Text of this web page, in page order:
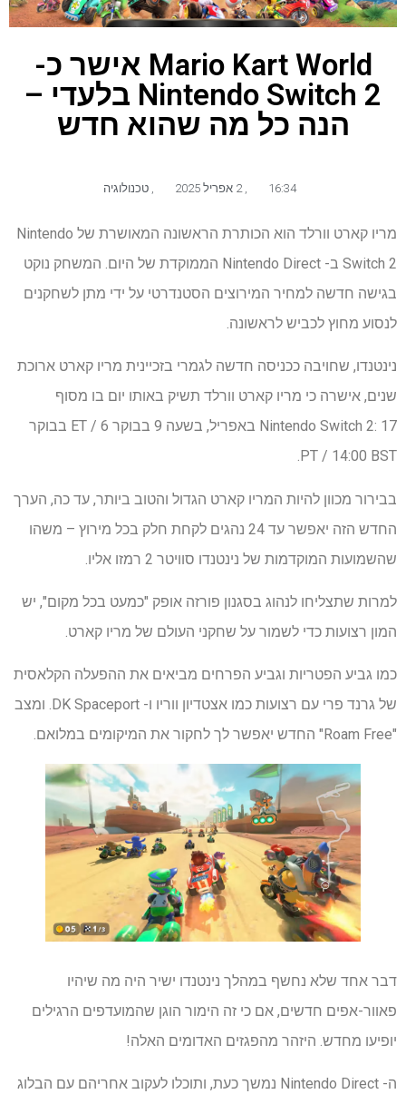
Mario Kart World אישר כ-
Nintendo Switch 2 בלעדי –
הנה כל מה שהוא חדש
16:34 2 אפריל 2025 טכנולוגיה
מריו קארט וורלד הוא הכותרת הראשונה המאושרת של Nintendo
Switch 2 ב- Nintendo Direct הממוקדת של היום. המשחק נוקט
בגישה חדשה למחיר המירוצים הסטנדרטי על ידי מתן לשחקנים
לנסוע מחוץ לכביש לראשונה.
נינטנדו, שחויבה ככניסה חדשה לגמרי בזכיינית מריו קארט ארוכת
שנים, אישרה כי מריו קארט וורלד תשיק באותו יום בו מסוף
Nintendo Switch 2: 17 באפריל, בשעה 9 בבוקר ET / 6 בבוקר
PT / 14:00 BST.
בבירור מכוון להיות המריו קארט הגדול והטוב ביותר, עד כה, הערך
החדש הזה יאפשר עד 24 נהגים לקחת חלק בכל מירוץ – משהו
שהשמועות המוקדמות של נינטנדו סוויטר 2 רמזו אליו.
למרות שתצליחו לנהוג בסגנון פורזה אופק "כמעט בכל מקום", יש
המון רצועות כדי לשמור על שחקני העולם של מריו קארט.
כמו גביע הפטריות וגביע הפרחים מביאים את ההפעלה הקלאסית
של גרנד פרי עם רצועות כמו אצטדיון ווריו ו- DK Spaceport. ומצב
"Roam Free" החדש יאפשר לך לחקור את המיקומים במלואם.
דבר אחד שלא נחשף במהלך נינטנדו ישיר היה מה שיהיו
פאוור-אפים חדשים, אם כי זה הימור הוגן שהמועדפים הרגילים
יופיעו מחדש. היזהר מהפגזים האדומים האלה!
ה- Nintendo Direct נמשך כעת, ותוכלו לעקוב אחריהם עם הבלוג